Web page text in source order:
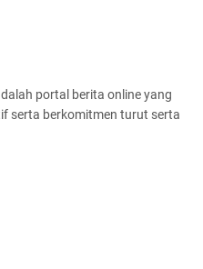
portal berita online yang
serta berkomitmen turut serta